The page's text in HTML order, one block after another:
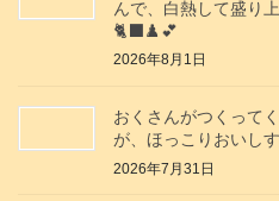
んで、白熱して盛り
🐈‍⬛♟️💕
2026年8月1日
おくさんがつくって
が、ほっこりおいし
2026年7月31日